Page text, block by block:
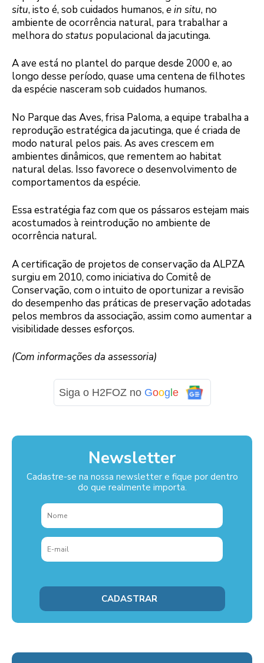
situ, isto é, sob cuidados humanos,e in situ, no
ambiente de ocorrência natural, para trabalhar a
melhora do status populacional da jacutinga.
A ave está no plantel do parque desde 2000 e, ao
longo desse período, quase uma centena de filhotes
da espécie nasceram sob cuidados humanos.
No Parque das Aves, frisa Paloma, a equipe trabalha a
reprodução estratégica da jacutinga, que é criada de
modo natural pelos pais. As aves crescem em
ambientes dinâmicos, que rementem ao habitat
natural delas. Isso favorece o desenvolvimento de
comportamentos da espécie.
Essa estratégia faz com que os pássaros estejam mais
acostumados à reintrodução no ambiente de
ocorrência natural.
A certificação de projetos de conservação da ALPZA
surgiu em 2010, como iniciativa do Comitê de
Conservação, com o intuito de oportunizar a revisão
do desempenho das práticas de preservação adotadas
pelos membros da associação, assim como aumentar a
visibilidade desses esforços.
(Com informações da assessoria)
Siga o H2FOZ no Google
Newsletter
Cadastre-se na nossa newsletter e fique por dentro
do que realmente importa.